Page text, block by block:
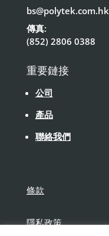
bs@polytek.com.hk
傳真:
(852) 2806 0388
重要鏈接
公司
產品
聯絡我們
條款
隱私政策